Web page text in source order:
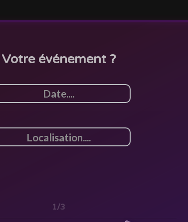
Votre événement ?
1/3